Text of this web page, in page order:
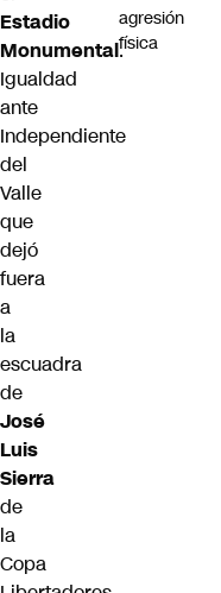
Estadio
Monumental.
Igualdad
ante
Independiente
del
Valle
que
dejó
fuera
a
la
escuadra
de
José
Luis
Sierra
de
la
Copa
agresión
física